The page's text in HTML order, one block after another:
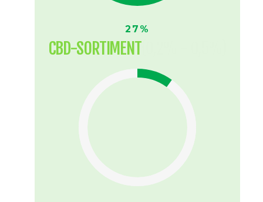
27%
CBD-SORTIMENT(0,2% - 0,5%)